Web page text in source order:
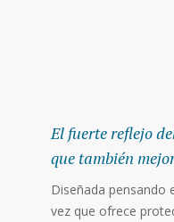
El fuerte reflejo
que también
Diseñada pensando
vez que ofrece